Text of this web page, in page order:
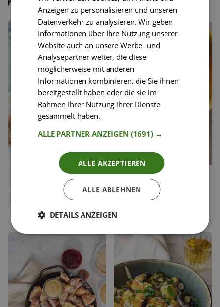
Speichern
Pekan Schoko Kekse
17
Speichern
Wassermelonen-Tomaten-
Gazpacho
Anzeigen zu personalisieren und unseren
Datenverkehr zu analysieren. Wir geben
Informationen über Ihre Nutzung unserer
Website auch an unsere Werbe- und
Analysepartner weiter, die diese
möglicherweise mit anderen
Informationen kombinieren, die Sie ihnen
bereitgestellt haben oder die sie im
Rahmen Ihrer Nutzung ihrer Dienste
gesammelt haben.
ALLE PARTNER ANZEIGEN(1691) →
ALLE AKZEPTIEREN
ALLE ABLEHNEN
DETAILS ANZEIGEN